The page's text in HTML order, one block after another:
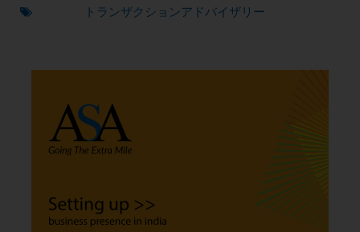
トランザクションアドバイザリー